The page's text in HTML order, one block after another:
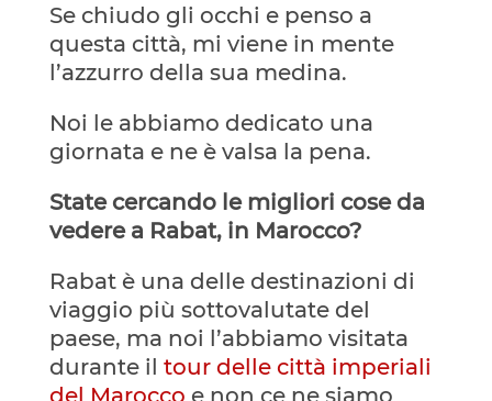
Se chiudo gli occhi e penso a
questa città, mi viene in mente
l’azzurro della sua medina.
Noi le abbiamo dedicato una
giornata e ne è valsa la pena.
State cercando le migliori cose da
vedere a Rabat, in Marocco?
Rabat è una delle destinazioni di
viaggio più sottovalutate del
paese, ma noi l’abbiamo visitata
durante il tour delle città imperiali
del Marocco e non ce ne siamo